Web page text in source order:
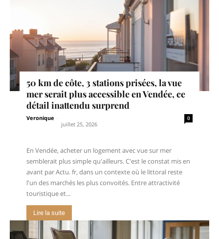
50 km de côte, 3 stations prisées, la vue
mer serait plus accessible en Vendée, ce
détail inattendu surprend
Veronique
juillet 25, 2026
0
En Vendée, acheter un logement avec vue sur mer
semblerait plus simple qu'ailleurs. C'est le constat mis en
avant par Actu. fr, dans un contexte où le littoral reste
l'un des marchés les plus convoités. Entre attractivité
touristique et...
Lire la suite